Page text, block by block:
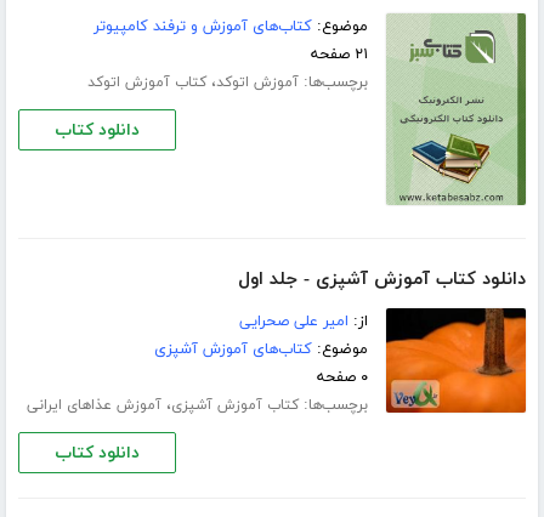
موضوع:کتاب‌های آموزش و ترفند کامپیوتر
۲۱ صفحه
برچسب‌ها:آموزش اتوکد،کتاب آموزش اتوکد
دانلود کتاب
دانلود کتاب آموزش آشپزی - جلد اول
از: امیر علی صحرایی
موضوع:کتاب‌های آموزش آشپزی
۰ صفحه
برچسب‌ها:کتاب آموزش آشپزی،آموزش عذاهای ایرانی
دانلود کتاب